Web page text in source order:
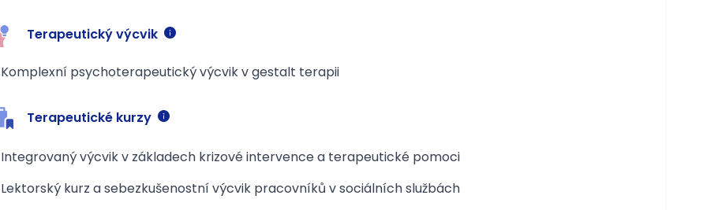
Terapeutický výcvik
Komplexní psychoterapeutický výcvik v gestalt terapii
Terapeutické kurzy
Integrovaný výcvik v základech krizové intervence a terapeutické pomoci
Lektorský kurz a sebezkušenostní výcvik pracovníků v sociálních službách